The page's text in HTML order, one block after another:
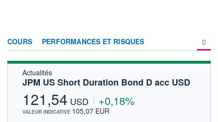
COURS PERFORMANCES ET RISQUES
FORUM
Actualités
JPM US Short Duration Bond D acc USD
121,54 USD +0,18%
VALEUR INDICATIVE 105,07 EUR